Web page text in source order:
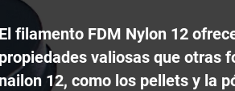
El filamento FDM Nylon 12
propiedades valiosas que otras
nailon 12, como los pellets y la